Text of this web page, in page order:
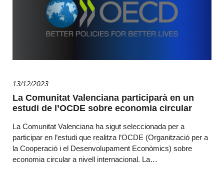
13/12/2023
La Comunitat Valenciana participarà en un
estudi de l’OCDE sobre economia circular
La Comunitat Valenciana ha sigut seleccionada per a
participar en l’estudi que realitza l’OCDE (Organització per a
la Cooperació i el Desenvolupament Econòmics) sobre
economia circular a nivell internacional. La…